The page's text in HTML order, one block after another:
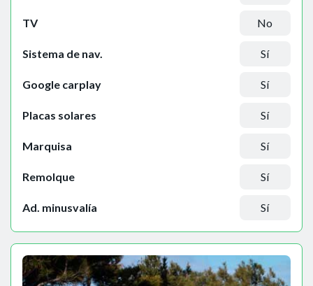
TV No
Sistema de nav. Sí
Google carplay Sí
Placas solares Sí
Marquisa Sí
Remolque Sí
Ad. minusvalía Sí